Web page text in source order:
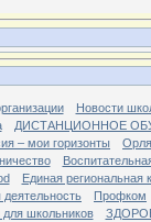
Новости
ДИСТАНЦИОННОЕ
– мои горизонты
Единая региональная
деятельность
Профком
для школьников